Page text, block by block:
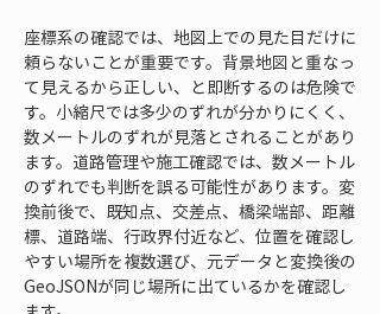
座標系の確認では、地図上での見た目だけに
頼らないことが重要です。背景地図と重なっ
て見えるから正しい、と即断するのは危険で
す。小縮尺では多少のずれが分かりにくく、
数メートルのずれが見落とされることがあり
ます。道路管理や施工確認では、数メートル
のずれでも判断を誤る可能性があります。変
換前後で、既知点、交差点、橋梁端部、距離
標、道路端、行政界付近など、位置を確認し
やすい場所を複数選び、元データと変換後の
GeoJSONが同じ場所に出ているかを確認し